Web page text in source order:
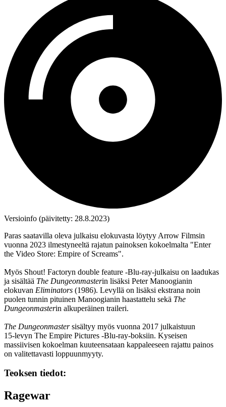
Versioinfo (päivitetty: 28.8.2023)
Paras saatavilla oleva julkaisu elokuvasta löytyy Arrow Filmsin
vuonna 2023 ilmestyneeltä rajatun painoksen kokoelmalta "Enter
the Video Store: Empire of Screams".
Myös Shout! Factoryn double feature ‑Blu‑ray-julkaisu on laadukas
ja sisältää The Dungeonmasterin lisäksi Peter Manoogianin
elokuvan Eliminators (1986). Levyllä on lisäksi ekstrana noin
puolen tunnin pituinen Manoogianin haastattelu sekä The
Dungeonmasterin alkuperäinen traileri.
The Dungeonmastersisältyy myös vuonna 2017 julkaistuun
15‑levyn The Empire Pictures ‑Blu‑ray-boksiin. Kyseisen
massiivisen kokoelman kuuteensataan kappaleeseen rajattu painos
on valitettavasti loppuunmyyty.
Teoksen tiedot:
Ragewar